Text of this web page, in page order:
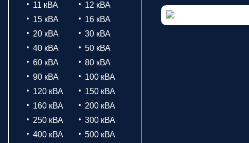
11 кВА
12 кВА
15 кВА
16 кВА
20 кВА
30 кВА
40 кВА
50 кВА
60 кВА
80 кВА
90 кВА
100 кВА
120 кВА
150 кВА
160 кВА
200 кВА
250 кВА
300 кВА
400 кВА
500 кВА